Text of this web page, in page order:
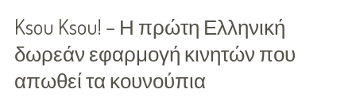
Παιδικό Δωμάτιο
Deco
Ksou Ksou! – Η πρώτη Ελληνική
δωρεάν εφαρμογή κινητών που
απωθεί τα κουνούπια